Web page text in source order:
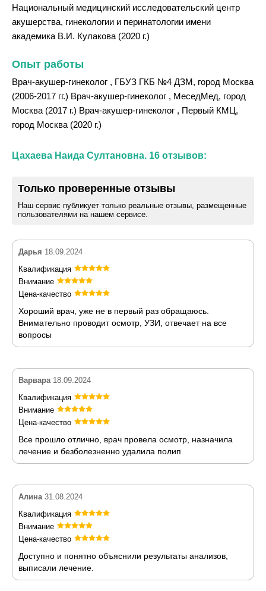
Национальный медицинский исследовательский центр
акушерства, гинекологии и перинатологии имени
академика В.И. Кулакова (2020 г.)
Опыт работы
Врач-акушер-гинеколог , ГБУЗ ГКБ №4 ДЗМ, город Москва
(2006-2017 гг.) Врач-акушер-гинеколог , МеседМед, город
Москва (2017 г.) Врач-акушер-гинеколог , Первый КМЦ,
город Москва (2020 г.)
Цахаева Наида Султановна. 16 отзывов:
Только проверенные отзывы
Наш сервис публикует только реальные отзывы, размещенные
пользователями на нашем сервисе.
Дарья 18.09.2024
Квалификация
Внимание
Цена-качество
Хороший врач, уже не в первый раз обращаюсь.
Внимательно проводит осмотр, УЗИ, отвечает на все
вопросы
Варвара 18.09.2024
Квалификация
Внимание
Цена-качество
Все прошло отлично, врач провела осмотр, назначила
лечение и безболезненно удалила полип
Алина 31.08.2024
Квалификация
Внимание
Цена-качество
Доступно и понятно объяснили результаты анализов,
выписали лечение.